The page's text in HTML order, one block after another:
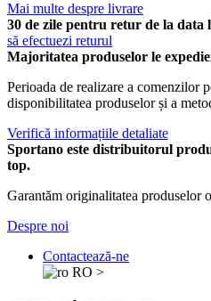
Mai multe despre livrare
30 de zile pentru retur de la
să efectuezi returul
Majoritatea produselor le
Perioada de realizare a comenzilor
disponibilitatea produselor și a
Verifică informațiile detaliate
Sportano este distribuitorul
top.
Garantăm originalitatea produselor
Despre noi
Contactează-ne
RO >